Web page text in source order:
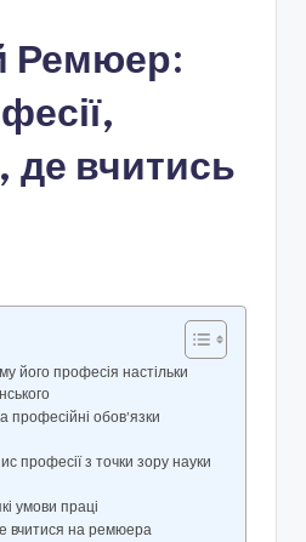
Ремюер:
де вчитись
його професія настільки
професійні обов’язки
професії з точки зору науки
умови праці
вчитися на ремюера